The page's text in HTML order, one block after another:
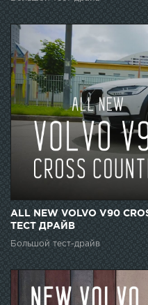
ALL NEW VOLVO V90
ТЕСТ ДРАЙВ
Большой тест-драйв